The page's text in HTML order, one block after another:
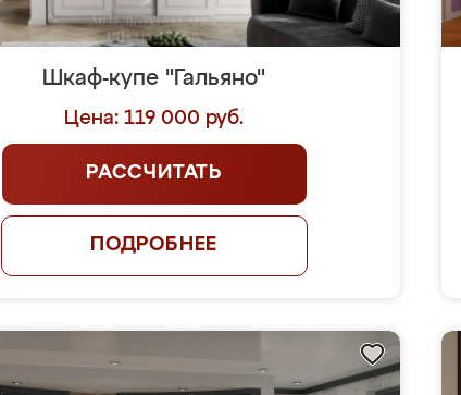
Шкаф-купе "Гальяно"
Цена: 119 000 руб.
РАССЧИТАТЬ
ПОДРОБНЕЕ